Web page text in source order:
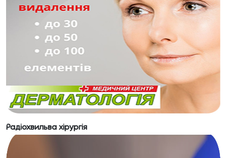
Радіохвильва хірургія